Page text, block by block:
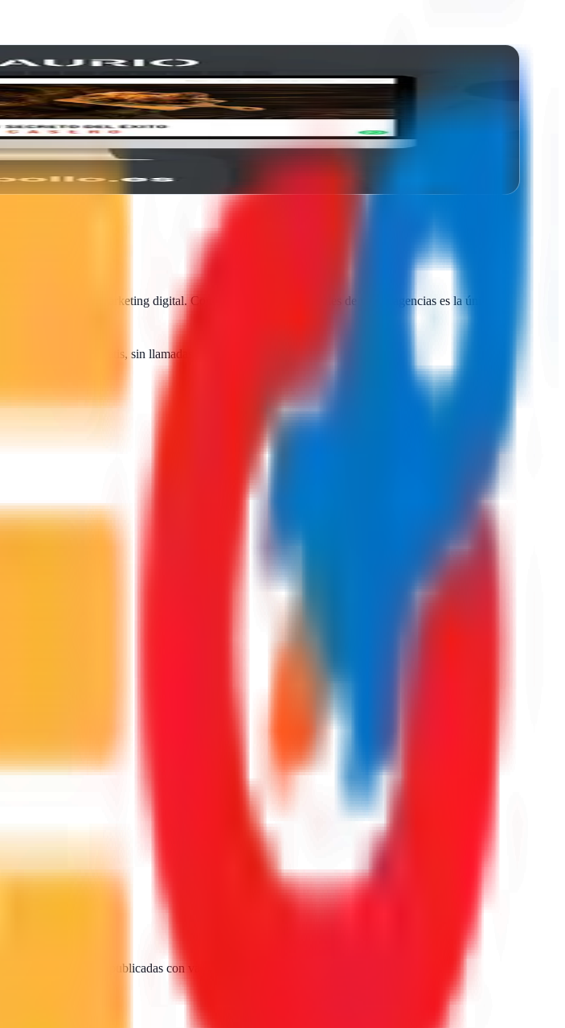
para que tu presencia online sea sólida y sin…
e-commerce y marketing digital. Comparar presupuestos reales de varias agencias es la única
directamente. Gratis, sin llamadas, sin compromiso.
agencias publicadas con valoraciones reales de Google.